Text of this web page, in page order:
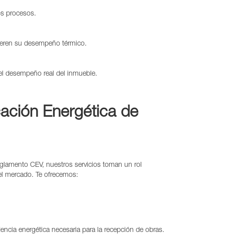
procesos.
su desempeño térmico.
desempeño real del inmueble.
Energética de
CEV, nuestros servicios toman un rol
mercado. Te ofrecemos:
energética necesaria para la recepción de obras.